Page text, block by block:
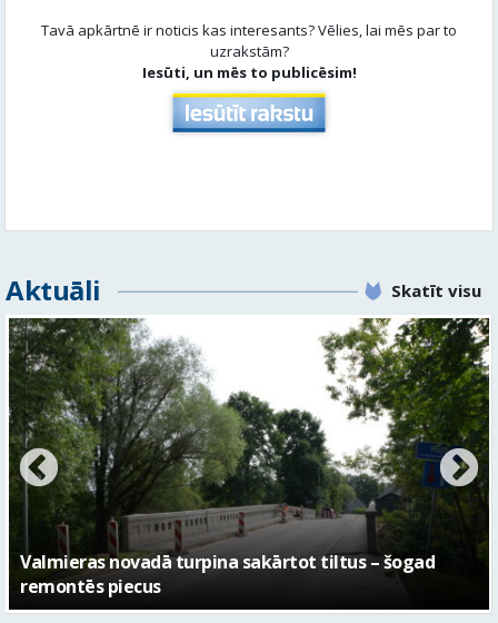
Tavā apkārtnē ir noticis kas interesants? Vēlies, lai mēs par to
uzrakstām?
Iesūti, un mēs to publicēsim!
Aktuāli Skatīt visu
No pagaidu teātra līdz laikmetīgās kultūras centram
– kā attīstīsies “Kurtuve”